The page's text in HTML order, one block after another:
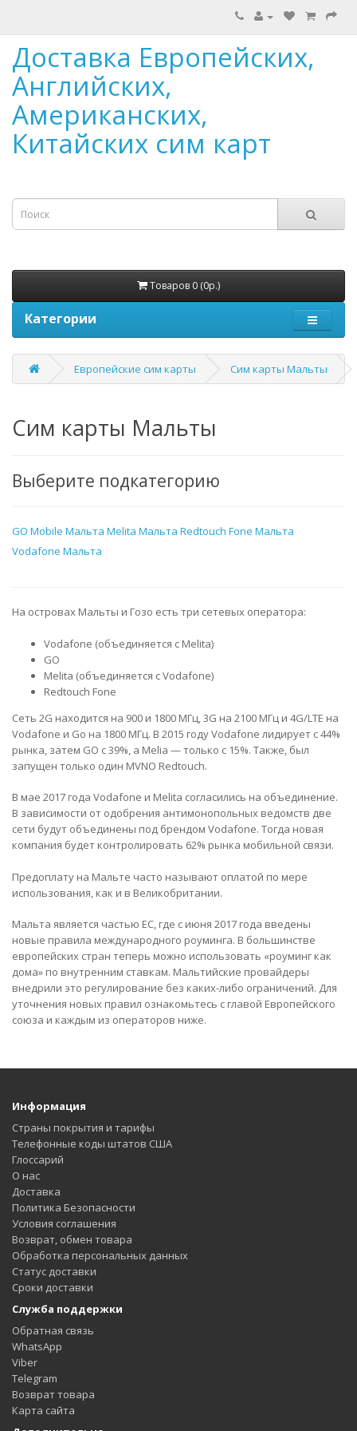
Доставка Европейских,
Английских,
Американских,
Китайских сим карт
Товаров 0 (0р.)
Категории
Европейские сим карты Сим карты Мальты
Сим карты Мальты
Выберите подкатегорию
GO Mobile Мальта Melita Мальта Redtouch Fone Мальта
Vodafone Мальта
На островах Мальты и Гозо есть три сетевых оператора:
Vodafone (объединяется с Melita)
GO
Melita (объединяется с Vodafone)
Redtouch Fone
Сеть 2G находится на 900 и 1800 МГц, 3G на 2100 МГц и 4G/LTE на
Vodafone и Go на 1800 МГц. В 2015 году Vodafone лидирует с 44%
рынка, затем GO с 39%, а Melia — только с 15%. Также, был
запущен только один MVNO Redtouch.
В мае 2017 года Vodafone и Melita согласились на объединение.
В зависимости от одобрения антимонопольных ведомств две
сети будут объединены под брендом Vodafone. Тогда новая
компания будет контролировать 62% рынка мобильной связи.
Предоплату на Мальте часто называют оплатой по мере
использования, как и в Великобритании.
Мальта является частью ЕС, где с июня 2017 года введены
новые правила международного роуминга. В большинстве
европейских стран теперь можно использовать «роуминг как
дома» по внутренним ставкам. Мальтийские провайдеры
внедрили это регулирование без каких-либо ограничений. Для
уточнения новых правил ознакомьтесь с главой Европейского
союза и каждым из операторов ниже.
Информация
Страны покрытия и тарифы
Телефонные коды штатов США
Глоссарий
О нас
Доставка
Политика Безопасности
Условия соглашения
Возврат, обмен товара
Обработка персональных данных
Статус доставки
Сроки доставки
Служба поддержки
Обратная связь
WhatsApp
Viber
Telegram
Возврат товара
Карта сайта